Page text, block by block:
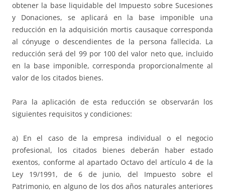
obtener la base liquidable del Impuesto sobre Sucesiones
y Donaciones, se aplicará en la base imponible una
reducción en la adquisición mortis causaque corresponda
al cónyuge o descendientes de la persona fallecida. La
reducción será del 99 por 100 del valor neto que, incluido
en la base imponible, corresponda proporcionalmente al
valor de los citados bienes.
Para la aplicación de esta reducción se observarán los
siguientes requisitos y condiciones:
a) En el caso de la empresa individual o el negocio
profesional, los citados bienes deberán haber estado
exentos, conforme al apartado Octavo del artículo 4 de la
Ley 19/1991, de 6 de junio, del Impuesto sobre el
Patrimonio, en alguno de los dos años naturales anteriores